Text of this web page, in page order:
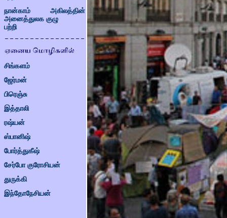
நான்காம் அகிலத்தின்
அனைத்துலக குழு
பற்றி
சிங்களம்
ஜேர்மன்
பிரெஞ்சு
இத்தாலி
ரஷ்யன்
ஸ்பானிஷ்
போர்த்துகீஷ்
சேர்போ குரோசியன்
துருக்கி
இந்தோநேசியன்